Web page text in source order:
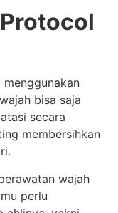
bisa saja
secara
membersihkan
wajah
perlu